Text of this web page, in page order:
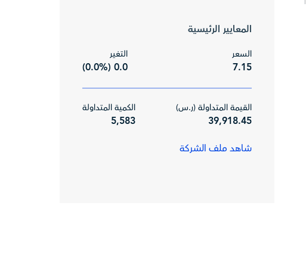
المعايير الرئيسية
السعر
7.15
التغير
0.0 (0.0%)
القيمة المتداولة (ر.س)
39,918.45
الكمية المتداولة
5,583
شاهد ملف الشركة